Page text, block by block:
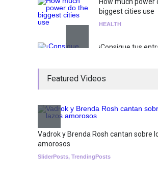
biggest cities use
HEALTH
¡Consigue tus
Tests
Nuclear fusion
Featured Videos
Vadrok y Brenda Rosh cantan sobre
amorosos
SliderPosts, TrendingPosts